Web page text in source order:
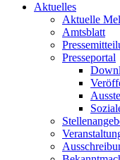
Aktuelles
Aktuelle
Amtsblatt
Presseportal